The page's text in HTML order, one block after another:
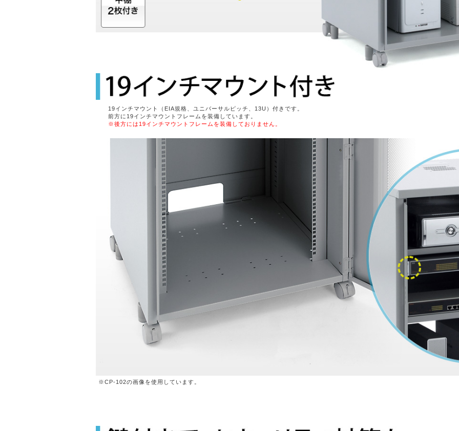
19インチマウント（EIA規格、ユニバーサルピッチ、13U）付きです。
前方に19インチマウントフレームを装備しています。
※後方には19インチマウントフレームを装備しておりません。
※CP-102の画像を使用しています。